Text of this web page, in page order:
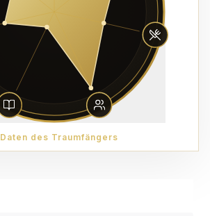
Daten des Traumfängers